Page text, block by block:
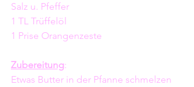
Salz u. Pfeffer
1 TL Trüffelöl
1 Prise Orangenzeste
Zubereitung:
Etwas Butter in der Pfanne schmelzen